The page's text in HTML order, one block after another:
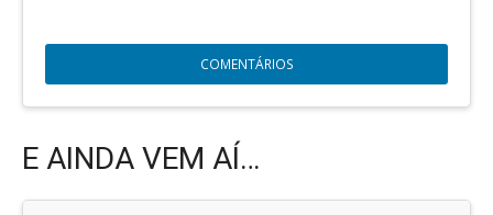
COMENTÁRIOS
E AINDA VEM AÍ…